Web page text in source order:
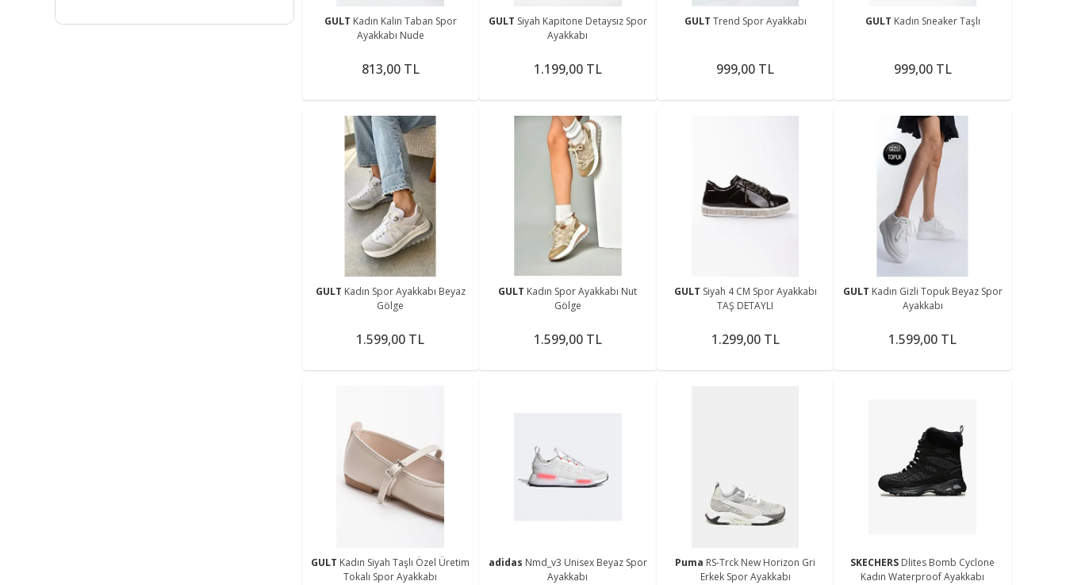
GULT Kadın Kalın Taban Spor
Ayakkabı Nude
813,00 TL
GULT Siyah Kapitone Detaysız Spor
Ayakkabı
1.199,00 TL
GULT Trend Spor Ayakkabı
999,00 TL
GULT Kadın Sneaker Taşlı
999,00 TL
GULT Kadın Spor Ayakkabı Beyaz
Gölge
1.599,00 TL
GULT Kadın Spor Ayakkabı Nut
Gölge
1.599,00 TL
GULT Siyah 4 CM Spor Ayakkabı
TAŞ DETAYLI
1.299,00 TL
GULT Kadın Gizli Topuk Beyaz Spor
Ayakkabı
1.599,00 TL
GULT Kadın Siyah Taşlı Özel Üretim
Tokalı Spor Ayakkabı
adidas Nmd_v3 Unisex Beyaz Spor
Ayakkabı
Puma RS-Trck New Horizon Gri
Erkek Spor Ayakkabı
SKECHERS Dlites Bomb Cyclone
Kadın Waterproof Ayakkabı